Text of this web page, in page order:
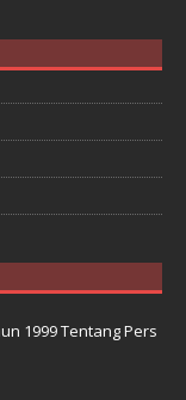
1999 Tentang Pers